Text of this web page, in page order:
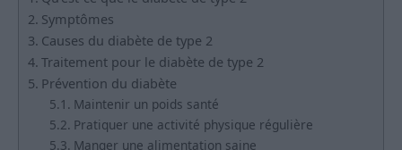
Symptômes
Causes du diabète de type 2
Traitement pour le diabète de type 2
Prévention du diabète
Maintenir un poids santé
Pratiquer une activité physique régulière
Manger une alimentation saine